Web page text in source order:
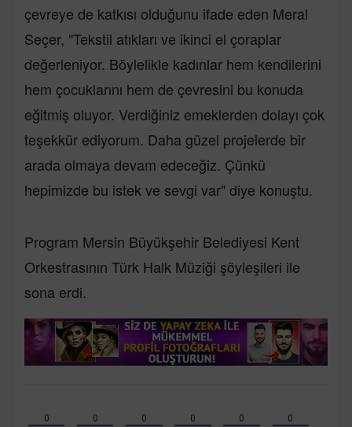
çevreye de katkısı olduğunu ifade eden Meral
Seçer, "Tekstil atıkları ve ikinci el çoraplar
değerleniyor. Böylelikle kadınlar hem kendilerini
hem çocuklarını hem de çevresini bu konuda
eğitmiş oluyor. Verdiğiniz emeklerden dolayı çok
teşekkür ediyorum. Daha güzel projelerde bir
arada olmaya devam edeceğiz. Çünkü
hepimizde bu istek ve sevgi var" diye konuştu.
Program Mersin Büyükşehir Belediyesi Kent
Orkestrasının Türk Halk Müziği şöyleşileri ile
sona erdi.
0 0 0 0 0 0